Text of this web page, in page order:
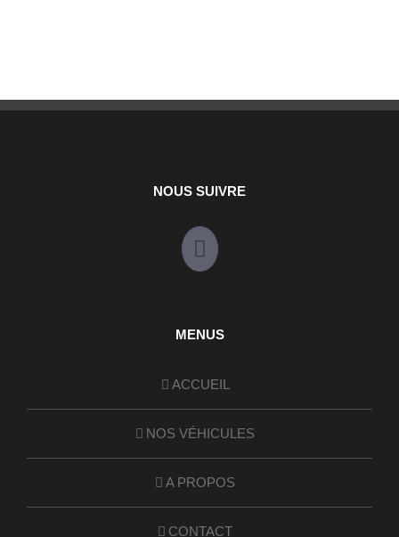
NOUS SUIVRE
MENUS
ACCUEIL
NOS VÉHICULES
A PROPOS
CONTACT